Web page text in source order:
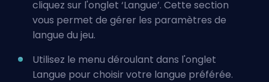
cliquez sur l'onglet ‘Langue’. Cette section
vous permet de gérer les paramètres de
langue du jeu.
Utilisez le menu déroulant dans l'onglet
Langue pour choisir votre langue préférée.